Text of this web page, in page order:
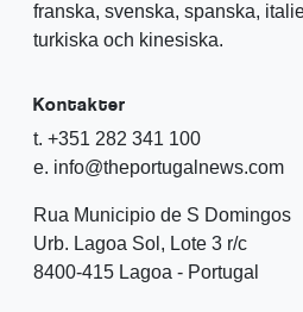
franska, svenska, spanska,
turkiska och kinesiska.
Kontakter
t. +351 282 341 100
e. info@theportugalnews.com
Rua Municipio de S Domingos
Urb. Lagoa Sol, Lote 3 r/c
8400-415 Lagoa - Portugal